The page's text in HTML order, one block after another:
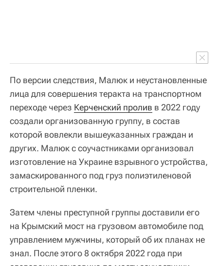
По версии следствия, Малюк и неустановленные
лица для совершения теракта на транспортном
переходе через Керченский пролив в 2022 году
создали организованную группу, в состав
которой вовлекли вышеуказанных граждан и
других. Малюк с соучастниками организовал
изготовление на Украине взрывного устройства,
замаскированного под груз полиэтиленовой
строительной пленки.
Затем члены преступной группы доставили его
на Крымский мост на грузовом автомобиле под
управлением мужчины, который об их планах не
знал. После этого 8 октября 2022 года при